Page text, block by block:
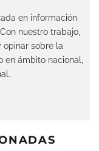
en información
nuestro trabajo,
opinar sobre la
ámbito nacional,